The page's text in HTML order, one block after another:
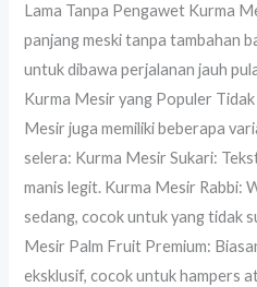
Lama Tanpa Pengawet Kurma
panjang meski tanpa tambahan
untuk dibawa perjalanan jauh
Kurma Mesir yang Populer
Mesir juga memiliki beberapa
selera: Kurma Mesir Sukari:
manis legit. Kurma Mesir Rabbi:
sedang, cocok untuk yang tidak
Mesir Palm Fruit Premium:
eksklusif, cocok untuk hampers